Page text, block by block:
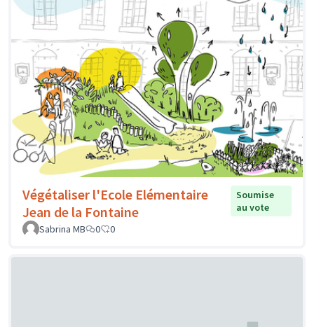
Végétaliser l'Ecole Elémentaire
Jean de la Fontaine
Soumise
au vote
Sabrina MB
0 0